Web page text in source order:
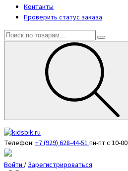
Контакты
Проверить статус заказа
Телефон: +7 (929) 628-44-51пн-пт с 10-
Войти/Зарегистрироваться